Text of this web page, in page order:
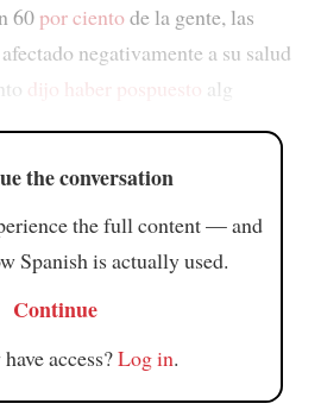
60 por cientode la gente, las
negativamente a su salud
dijo haber pospuesto alg
the conversation
the full content — and
Spanish is actually used.
Continue
access?Log in.